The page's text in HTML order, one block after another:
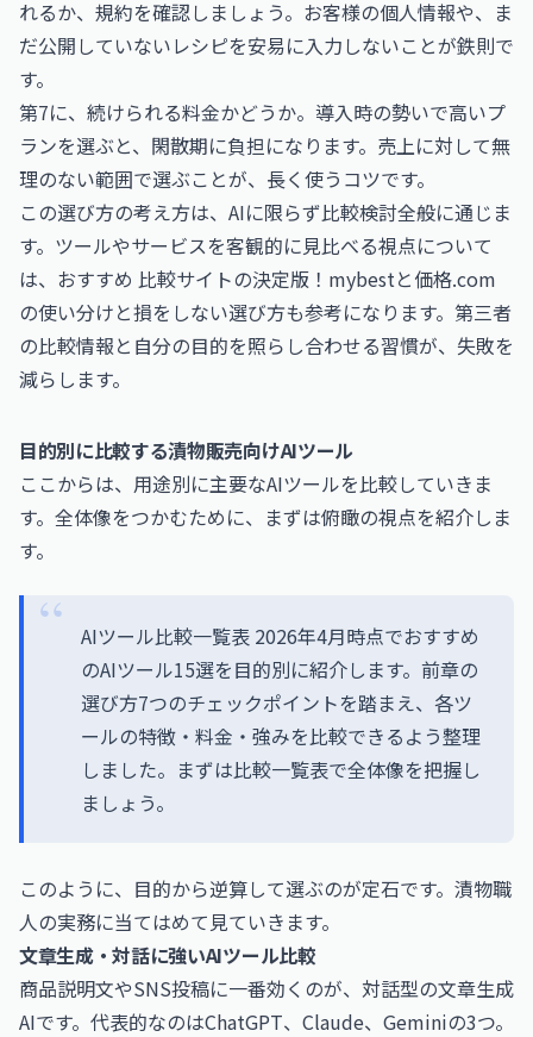
れるか、規約を確認しましょう。お客様の個人情報や、ま
だ公開していないレシピを安易に入力しないことが鉄則で
す。
第7に、続けられる料金かどうか。導入時の勢いで高いプ
ランを選ぶと、閑散期に負担になります。売上に対して無
理のない範囲で選ぶことが、長く使うコツです。
この選び方の考え方は、AIに限らず比較検討全般に通じま
す。ツールやサービスを客観的に見比べる視点について
は、 おすすめ 比較サイトの決定版！mybestと価格.com
の使い分けと損をしない選び方も参考になります。第三者
の比較情報と自分の目的を照らし合わせる習慣が、失敗を
減らします。
目的別に比較する漬物販売向けAIツール
ここからは、用途別に主要なAIツールを比較していきま
す。全体像をつかむために、まずは俯瞰の視点を紹介しま
す。
AIツール比較一覧表 2026年4月時点でおすすめ
のAIツール15選を目的別に紹介します。前章の
選び方7つのチェックポイントを踏まえ、各ツ
ールの特徴・料金・強みを比較できるよう整理
しました。まずは比較一覧表で全体像を把握し
ましょう。
このように、目的から逆算して選ぶのが定石です。漬物職
人の実務に当てはめて見ていきます。
文章生成・対話に強いAIツール比較
商品説明文やSNS投稿に一番効くのが、対話型の文章生成
AIです。代表的なのはChatGPT、Claude、Geminiの3つ。